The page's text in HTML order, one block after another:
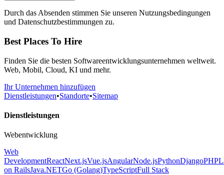
Durch das Absenden stimmen Sie unseren Nutzungsbedingungen
und Datenschutzbestimmungen zu.
Best Places To Hire
Finden Sie die besten Softwareentwicklungsunternehmen weltweit.
Web, Mobil, Cloud, KI und mehr.
Ihr Unternehmen hinzufügen
Dienstleistungen•Standorte•Sitemap
Dienstleistungen
Webentwicklung
Web
DevelopmentReactNext.jsVue.jsAngularNode.jsPythonDjangoPHP
on RailsJava.NETGo (Golang)TypeScriptFull Stack